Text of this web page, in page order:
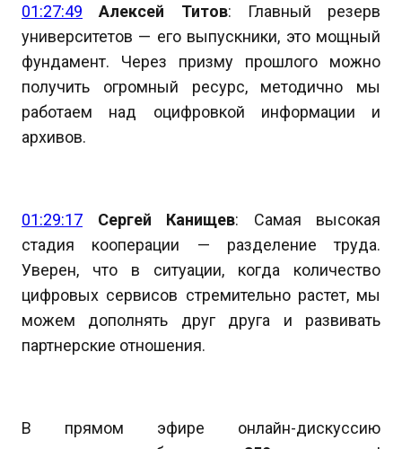
01:27:49 Алексей Титов: Главный резерв
университетов — его выпускники, это мощный
фундамент. Через призму прошлого можно
получить огромный ресурс, методично мы
работаем над оцифровкой информации и
архивов.
01:29:17 Сергей Канищев: Самая высокая
стадия кооперации — разделение труда.
Уверен, что в ситуации, когда количество
цифровых сервисов стремительно растет, мы
можем дополнять друг друга и развивать
партнерские отношения.
В прямом эфире онлайн-дискуссию